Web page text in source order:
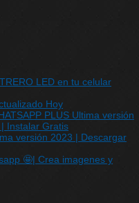
LED en tu celular
Hoy
PLUS Ultima versión
Instalar Gratis
versión 2023 | Descargar
🤩| Crea imagenes y